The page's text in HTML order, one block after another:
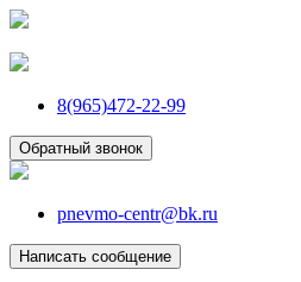
8(965)472-22-99
Обратный звонок
pnevmo-centr@bk.ru
Написать сообщение